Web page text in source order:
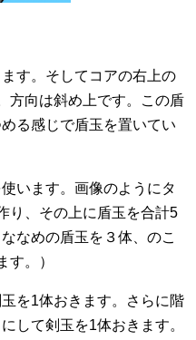
す。そしてコアの右上の
方向は斜め上です。この盾
る感じで盾玉を置いてい
います。画像のようにタ
り、その上に盾玉を合計5
なめの盾玉を３体、のこ
す。）
を1体おきます。さらに階
して剣玉を1体おきます。